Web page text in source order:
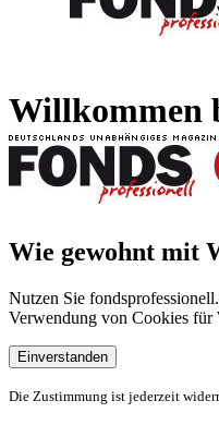
Willkommen
Wie gewohnt mit
Nutzen Sie
Verwendung von Cookies für
Einverstanden
Die Zustimmung ist jederzeit